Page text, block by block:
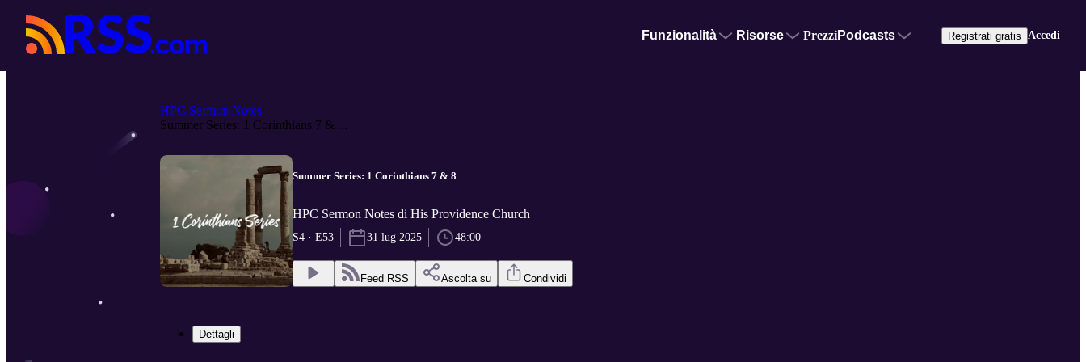
Funzionalità Risorse PrezziPodcasts Registrati gratis Accedi
HPC Sermon Notes
Summer Series: 1 Corinthians 7 & ...
Summer Series: 1 Corinthians 7 & 8
HPC Sermon Notes di His Providence Church
S4 · E53 31 lug 2025 48:00
Feed RSS Ascolta su Condividi
Dettagli